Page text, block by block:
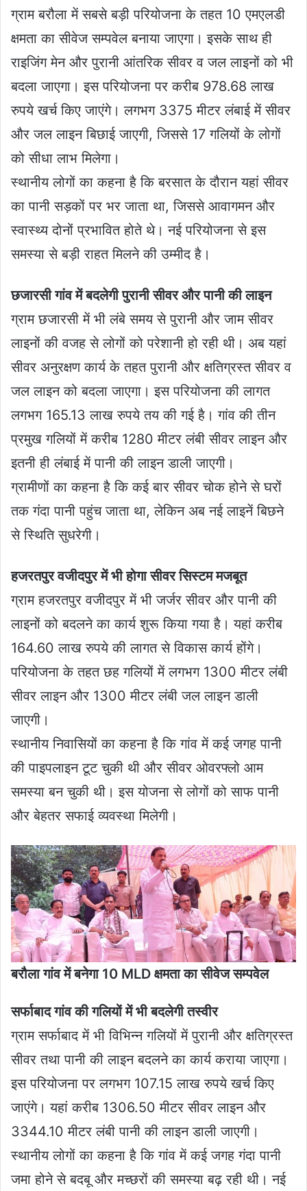
ग्राम बरौला में सबसे बड़ी परियोजना के तहत 10 एमएलडी
क्षमता का सीवेज सम्पवेल बनाया जाएगा। इसके साथ ही
राइजिंग मेन और पुरानी आंतरिक सीवर व जल लाइनों को भी
बदला जाएगा। इस परियोजना पर करीब 978.68 लाख
रुपये खर्च किए जाएंगे। लगभग 3375 मीटर लंबाई में सीवर
और जल लाइन बिछाई जाएगी, जिससे 17 गलियों के लोगों
को सीधा लाभ मिलेगा।
स्थानीय लोगों का कहना है कि बरसात के दौरान यहां सीवर
का पानी सड़कों पर भर जाता था, जिससे आवागमन और
स्वास्थ्य दोनों प्रभावित होते थे। नई परियोजना से इस
समस्या से बड़ी राहत मिलने की उम्मीद है।
छजारसी गांव में बदलेगी पुरानी सीवर और पानी की लाइन
ग्राम छजारसी में भी लंबे समय से पुरानी और जाम सीवर
लाइनों की वजह से लोगों को परेशानी हो रही थी। अब यहां
सीवर अनुरक्षण कार्य के तहत पुरानी और क्षतिग्रस्त सीवर व
जल लाइन को बदला जाएगा। इस परियोजना की लागत
लगभग 165.13 लाख रुपये तय की गई है। गांव की तीन
प्रमुख गलियों में करीब 1280 मीटर लंबी सीवर लाइन और
इतनी ही लंबाई में पानी की लाइन डाली जाएगी।
ग्रामीणों का कहना है कि कई बार सीवर चोक होने से घरों
तक गंदा पानी पहुंच जाता था, लेकिन अब नई लाइनें बिछने
से स्थिति सुधरेगी।
हजरतपुर वजीदपुर में भी होगा सीवर सिस्टम मजबूत
ग्राम हजरतपुर वजीदपुर में भी जर्जर सीवर और पानी की
लाइनों को बदलने का कार्य शुरू किया गया है। यहां करीब
164.60 लाख रुपये की लागत से विकास कार्य होंगे।
परियोजना के तहत छह गलियों में लगभग 1300 मीटर लंबी
सीवर लाइन और 1300 मीटर लंबी जल लाइन डाली
जाएगी।
स्थानीय निवासियों का कहना है कि गांव में कई जगह पानी
की पाइपलाइन टूट चुकी थी और सीवर ओवरफ्लो आम
समस्या बन चुकी थी। इस योजना से लोगों को साफ पानी
और बेहतर सफाई व्यवस्था मिलेगी।
बरौला गांव में बनेगा 10 MLD क्षमता का सीवेज सम्पवेल
सर्फाबाद गांव की गलियों में भी बदलेगी तस्वीर
ग्राम सर्फाबाद में भी विभिन्न गलियों में पुरानी और क्षतिग्रस्त
सीवर तथा पानी की लाइन बदलने का कार्य कराया जाएगा।
इस परियोजना पर लगभग 107.15 लाख रुपये खर्च किए
जाएंगे। यहां करीब 1306.50 मीटर सीवर लाइन और
3344.10 मीटर लंबी पानी की लाइन डाली जाएगी।
स्थानीय लोगों का कहना है कि गांव में कई जगह गंदा पानी
जमा होने से बदबू और मच्छरों की समस्या बढ़ रही थी। नई